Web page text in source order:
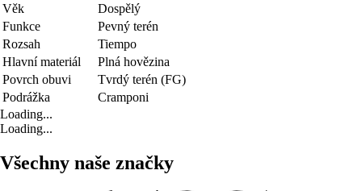
Věk
Dospělý
Funkce
Pevný terén
Rozsah
Tiempo
Hlavní materiál
Plná hovězina
Povrch obuvi
Tvrdý terén (FG)
Podrážka
Cramponi
Loading...
Loading...
Všechny naše značky